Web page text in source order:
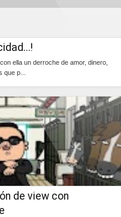
ella un derroche de amor, dinero,
p...
de view con